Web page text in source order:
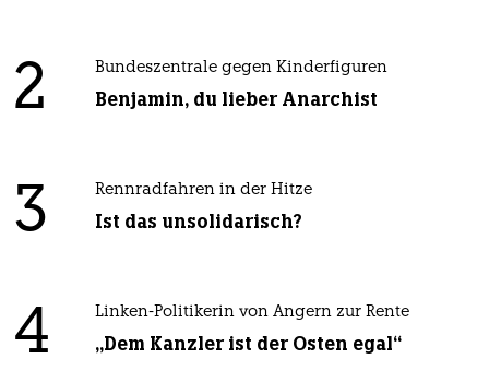
2 Bundeszentrale gegen Kinderfiguren
Benjamin, du lieber Anarchist
3 Rennradfahren in der Hitze
Ist das unsolidarisch?
4 Linken-Politikerin von Angern zur Rente
„Dem Kanzler ist der Osten egal“